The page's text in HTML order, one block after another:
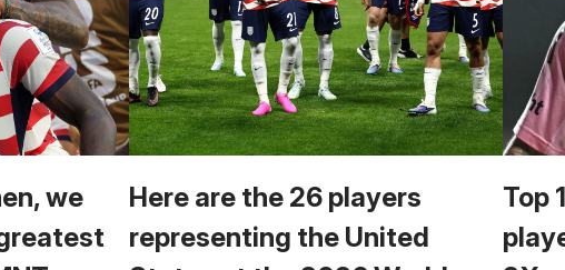
we
Here are the 26 players
representing the United
Top